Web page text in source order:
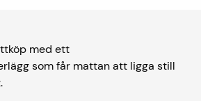
med ett
som får mattan att ligga still